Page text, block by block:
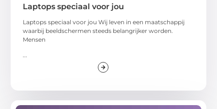
Laptops speciaal voor jou
Laptops speciaal voor jou Wij leven in een maatschappij
waarbij beeldschermen steeds belangrijker worden.
Mensen